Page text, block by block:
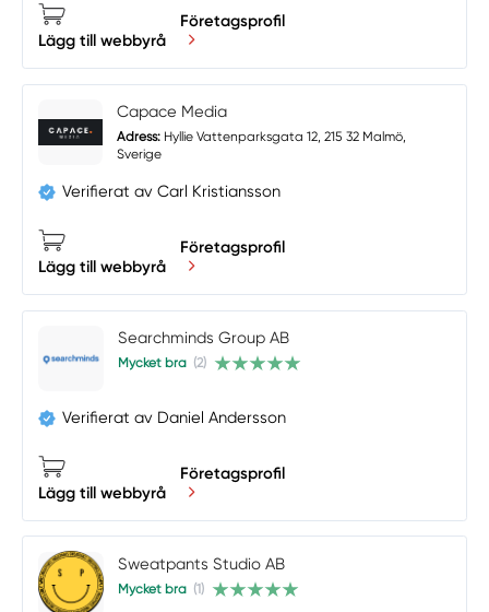
Lägg till webbyrå
Företagsprofil
Capace Media
Adress: Hyllie Vattenparksgata 12, 215 32 Malmö,
Sverige
Verifierat av Carl Kristiansson
Lägg till webbyrå
Företagsprofil
Searchminds Group AB
Mycket bra (2)
Verifierat av Daniel Andersson
Lägg till webbyrå
Företagsprofil
Sweatpants Studio AB
Mycket bra (1)